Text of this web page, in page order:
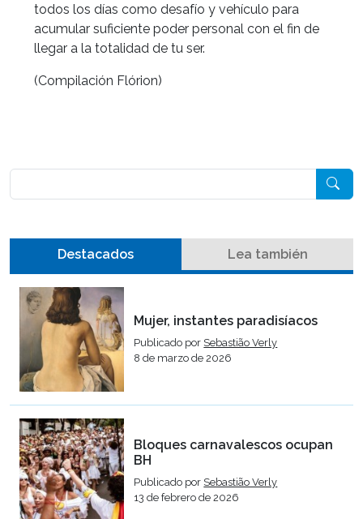
todos los días como desafío y vehículo para
acumular suficiente poder personal con el fin de
llegar a la totalidad de tu ser.
(Compilación Flórion)
Destacados Lea también
Mujer, instantes paradisíacos
Publicado por Sebastião Verly
8 de marzo de 2026
Bloques carnavalescos ocupan
BH
Publicado por Sebastião Verly
13 de febrero de 2026